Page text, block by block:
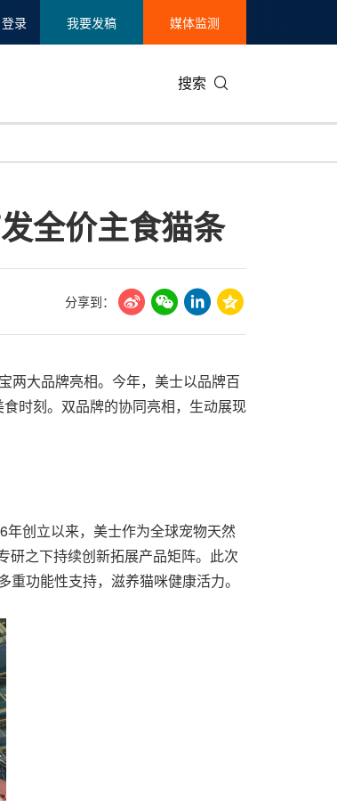
登录 我要发稿 媒体监测
搜索
碳中和
美国临床肿瘤学会(ASCO)
娱乐时尚与艺术
新加坡
全价主食猫条
分享到：
两大品牌亮相。今年，美士以品牌百
时刻。双品牌的协同亮相，生动展现
创立以来，美士作为全球宠物天然
研之下持续创新拓展产品矩阵。此次
功能性支持，滋养猫咪健康活力。